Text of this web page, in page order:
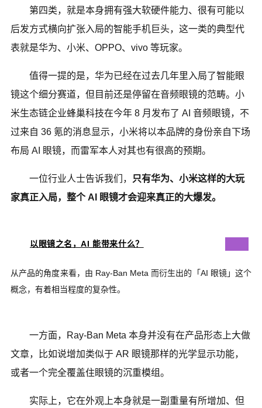
第四类，就是本身拥有强大软硬件能力、很有可能以
后发方式横向扩张入局的智能手机巨头，这一类的典型代
表就是华为、小米、OPPO、vivo 等玩家。
值得一提的是，华为已经在过去几年里入局了智能眼
镜这个细分赛道，但目前还是停留在音频眼镜的范畴。小
米生态链企业蜂巢科技在今年 8 月发布了 AI 音频眼镜，不
过来自 36 氪的消息显示，小米将以本品牌的身份亲自下场
布局 AI 眼镜，而雷军本人对其也有很高的预期。
一位行业人士告诉我们，
只有华为、小米这样的大玩
家真正入局，整个 AI 眼镜才会迎来真正的大爆发。
以眼镜之名，AI 能带来什么？
从产品的角度来看，由 Ray-Ban Meta 而衍生出的「AI 眼镜」这个
概念，有着相当程度的复杂性。
一方面，Ray-Ban Meta 本身并没有在产品形态上大做
文章，比如说增加类似于 AR 眼镜那样的光学显示功能，
或者一个完全覆盖住眼镜的沉重模组。
实际上，它在外观上本身就是一副重量有所增加、但